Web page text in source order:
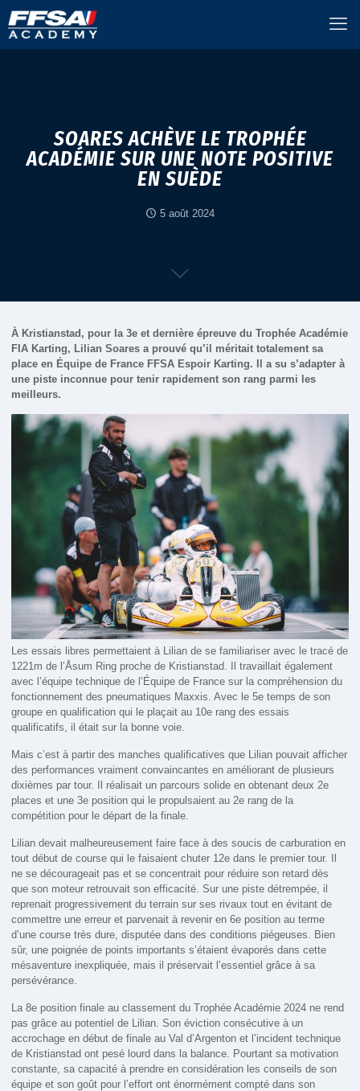
SOARES ACHÈVE LE TROPHÉE
ACADÉMIE SUR UNE NOTE POSITIVE
EN SUÈDE
5 août 2024
À Kristianstad, pour la 3e et dernière épreuve du Trophée Académie
FIA Karting, Lilian Soares a prouvé qu’il méritait totalement sa
place en Équipe de France FFSA Espoir Karting. Il a su s’adapter à
une piste inconnue pour tenir rapidement son rang parmi les
meilleurs.
Les essais libres permettaient à Lilian de se familiariser avec le tracé de
1221m de l’Åsum Ring proche de Kristianstad. Il travaillait également
avec l’équipe technique de l’Équipe de France sur la compréhension du
fonctionnement des pneumatiques Maxxis. Avec le 5e temps de son
groupe en qualification qui le plaçait au 10e rang des essais
qualificatifs, il était sur la bonne voie.
Mais c’est à partir des manches qualificatives que Lilian pouvait afficher
des performances vraiment convaincantes en améliorant de plusieurs
dixièmes par tour. Il réalisait un parcours solide en obtenant deux 2e
places et une 3e position qui le propulsaient au 2e rang de la
compétition pour le départ de la finale.
Lilian devait malheureusement faire face à des soucis de carburation en
tout début de course qui le faisaient chuter 12e dans le premier tour. Il
ne se décourageait pas et se concentrait pour réduire son retard dès
que son moteur retrouvait son efficacité. Sur une piste détrempée, il
reprenait progressivement du terrain sur ses rivaux tout en évitant de
commettre une erreur et parvenait à revenir en 6e position au terme
d’une course très dure, disputée dans des conditions piégeuses. Bien
sûr, une poignée de points importants s’étaient évaporés dans cette
mésaventure inexpliquée, mais il préservait l’essentiel grâce à sa
persévérance.
La 8e position finale au classement du Trophée Académie 2024 ne rend
pas grâce au potentiel de Lilian. Son éviction consécutive à un
accrochage en début de finale au Val d’Argenton et l’incident technique
de Kristianstad ont pesé lourd dans la balance. Pourtant sa motivation
constante, sa capacité à prendre en considération les conseils de son
équipe et son goût pour l’effort ont énormément compté dans son